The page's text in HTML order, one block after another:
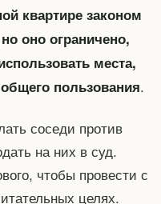
квартире законом
оно ограничено,
места,
пользования.
соседи против
на них в суд.
чтобы провести с
целях.